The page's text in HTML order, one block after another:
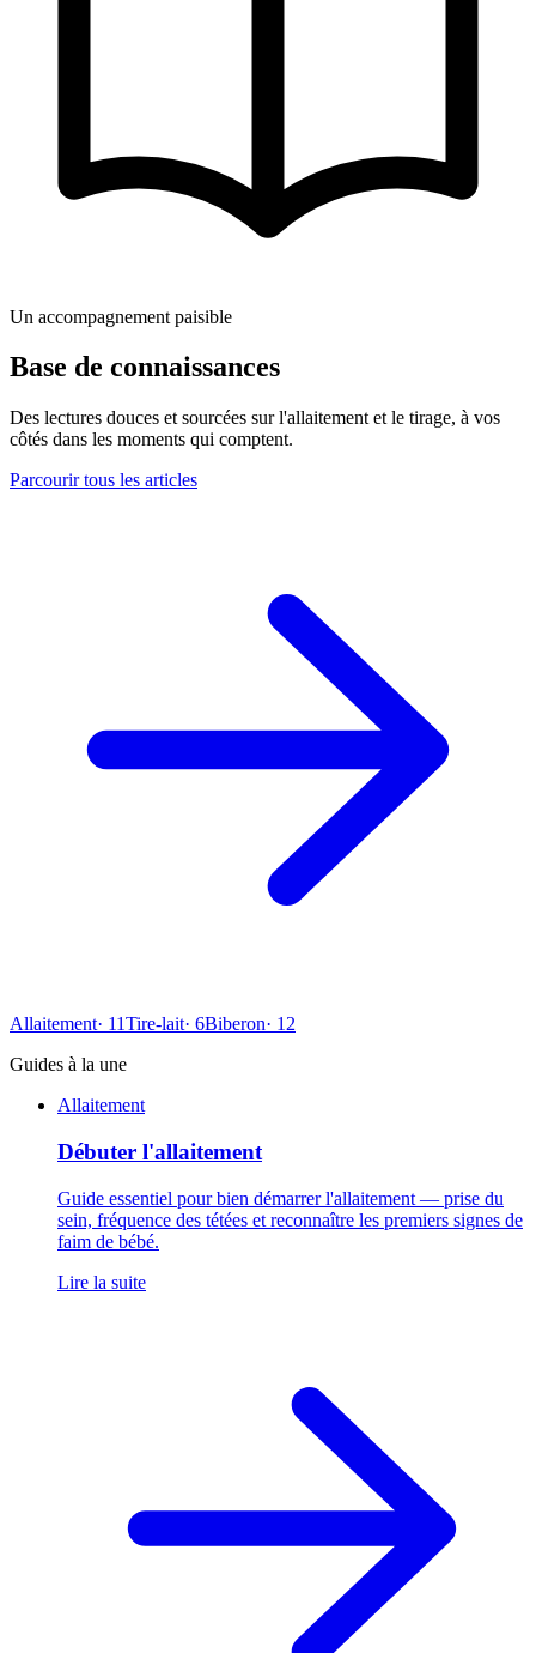
Un accompagnement paisible
Base de connaissances
Des lectures douces et sourcées sur l'allaitement et le tirage, à vos
côtés dans les moments qui comptent.
Parcourir tous les articles
Allaitement· 11Tire-lait· 6Biberon· 12
Guides à la une
Allaitement
Débuter l'allaitement
Guide essentiel pour bien démarrer l'allaitement — prise du
sein, fréquence des tétées et reconnaître les premiers signes de
faim de bébé.
Lire la suite